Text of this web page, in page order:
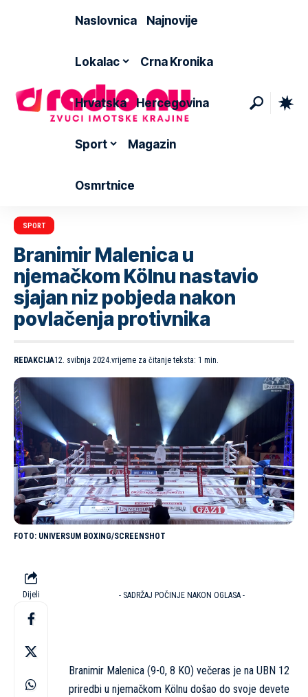
Naslovnica Najnovije
Lokalac Crna Kronika
Hrvatska Hercegovina
Sport Magazin
Osmrtnice
SPORT
Branimir Malenica u
njemačkom Kölnu nastavio
sjajan niz pobjeda nakon
povlačenja protivnika
REDAKCIJA12. svibnja 2024.vrijeme za čitanje teksta: 1 min.
UNIVERSUM BOXING/SCREENSHOT
Dijeli - SADRŽAJ POČINJE NAKON OGLASA -
Branimir Malenica (9-0, 8 KO) večeras je na UBN 12
priredbi u njemačkom Kölnu došao do svoje devete